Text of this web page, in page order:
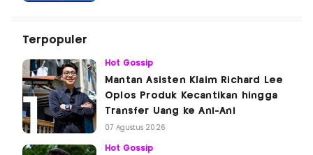
Terpopuler
Hot Gossip
Mantan Asisten Klaim Richard Lee
Oplos Produk Kecantikan hingga
Transfer Uang ke Ani-Ani
07 Agustus 2026
Hot Gossip